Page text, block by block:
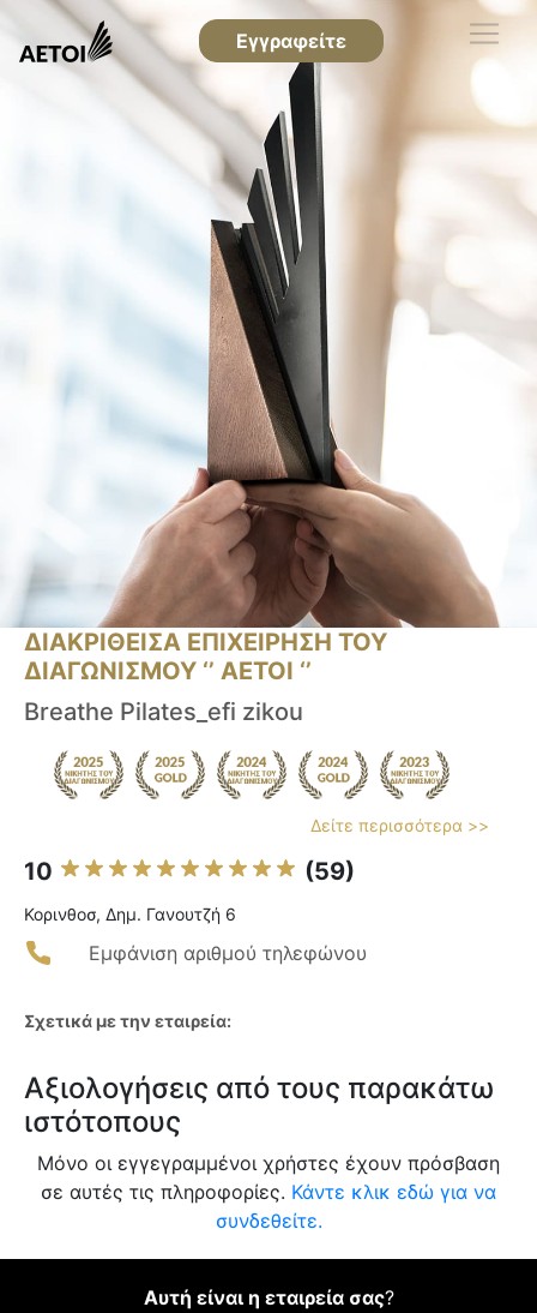
Εγγραφείτε
ΔΙΑΚΡΙΘΕΙΣΑ ΕΠΙΧΕΙΡΗΣΗ ΤΟΥ
ΔΙΑΓΩΝΙΣΜΟΥ ‘’ ΑΕΤΟΙ ‘’
Breathe Pilates_efi zikou
Δείτε περισσότερα >>
10 (59)
Κορινθοσ, Δημ. Γανουτζή 6
Εμφάνιση αριθμού τηλεφώνου
Σχετικά με την εταιρεία:
Αξιολογήσεις από τους παρακάτω
ιστότοπους
Μόνο οι εγγεγραμμένοι χρήστες έχουν πρόσβαση
σε αυτές τις πληροφορίες. Κάντε κλικ εδώ για να
συνδεθείτε.
Αυτή είναι η εταιρεία σας?